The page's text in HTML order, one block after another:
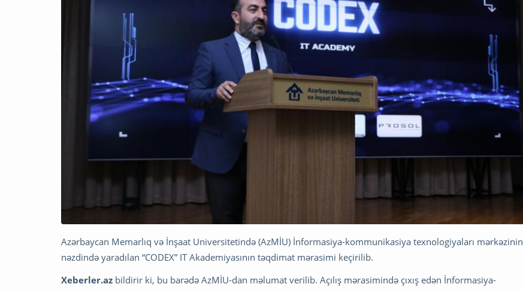
Azərbaycan Memarlıq və İnşaat Universitetində (AzMİU) İnformasiya-kommunikasiya texnologiyaları mərkəzinin
nəzdində yaradılan “CODEX” IT Akademiyasının təqdimat mərasimi keçirilib.
Xeberler.az bildirir ki, bu barədə AzMİU-dan məlumat verilib. Açılış mərasimində çıxış edən İnformasiya-